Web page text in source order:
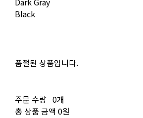
Black
품절된 상품입니다.
주문 수량 0개
총 상품 금액 0원